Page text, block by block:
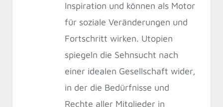
Inspiration und können als Motor
für soziale Veränderungen und
Fortschritt wirken. Utopien
spiegeln die Sehnsucht nach
einer idealen Gesellschaft wider,
in der die Bedürfnisse und
Rechte aller Mitglieder in